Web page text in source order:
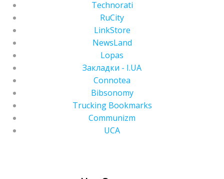
Technorati
RuCity
LinkStore
NewsLand
Lopas
Закладки - I.UA
Connotea
Bibsonomy
Trucking Bookmarks
Communizm
UCA